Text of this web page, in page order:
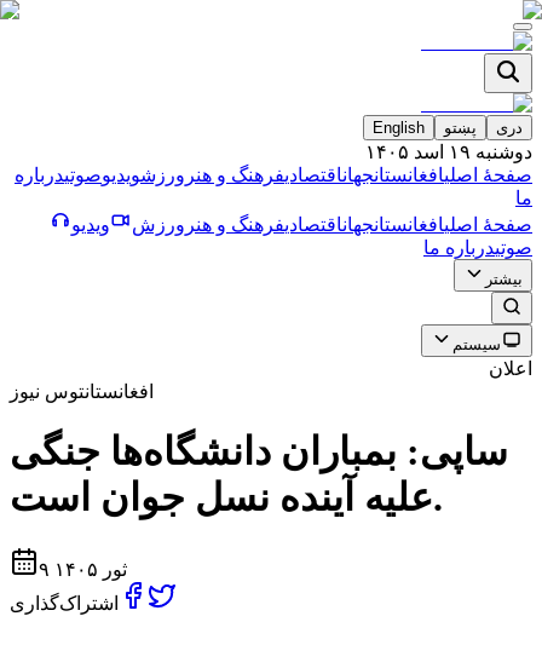
دری پښتو English
دوشنبه ۱۹ اسد ۱۴۰۵
صفحۀ اصلیافغانستانجهاناقتصادیفرهنگ و هنر ورزشویدیوصوتیدرباره
ما
صفحۀ اصلیافغانستانجهاناقتصادیفرهنگ و هنر ورزش
ویدیو
صوتیدرباره ما
بیشتر
سیستم
اعلان
افغانستانتوس نیوز
ساپی: بمباران دانشگاه‌ها جنگی
علیه آینده نسل جوان است.
۹ ثور ۱۴۰۵
اشتراک‌گذاری